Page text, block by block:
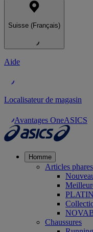
Suisse (Français)
Aide
Localisateur de magasin
Avantages OneASICS
Homme
Articles phares
Chaussures